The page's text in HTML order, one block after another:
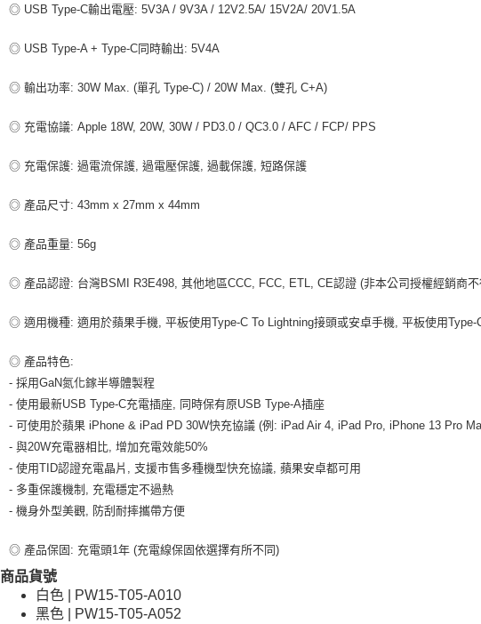
◎ USB Type-C輸出電壓: 5V3A / 9V3A / 12V2.5A/ 15V2A/ 20V1.5A
◎ USB Type-A + Type-C同時輸出: 5V4A
◎ 輸出功率: 30W Max. (單孔 Type-C) / 20W Max. (雙孔 C+A)
◎ 充電協議: Apple 18W, 20W, 30W / PD3.0 / QC3.0 / AFC / FCP/ PPS
◎ 充電保護: 過電流保護, 過電壓保護, 過載保護, 短路保護
◎ 產品尺寸: 43mm x 27mm x 44mm
◎ 產品重量: 56g
◎ 產品認證: 台灣BSMI R3E498, 其他地區CCC, FCC, ETL, CE認證 (非本公司授權經銷商
◎ 適用機種: 適用於蘋果手機, 平板使用Type-C To Lightning接頭或安卓手機, 平板使用Type-
◎ 產品特色:
- 採用GaN氮化鎵半導體製程
- 使用最新USB Type-C充電插座, 同時保有原USB Type-A插座
- 可使用於蘋果 iPhone & iPad PD 30W快充協議 (例: iPad Air 4, iPad Pro, iPhone 13 Pro
- 與20W充電器相比, 增加充電效能50%
- 使用TID認證充電晶片, 支援市售多種機型快充協議, 蘋果安卓都可用
- 多重保護機制, 充電穩定不過熱
- 機身外型美觀, 防刮耐摔攜帶方便
◎ 產品保固: 充電頭1年 (充電線保固依選擇有所不同)
商品貨號
白色 | PW15-T05-A010
黑色 | PW15-T05-A052